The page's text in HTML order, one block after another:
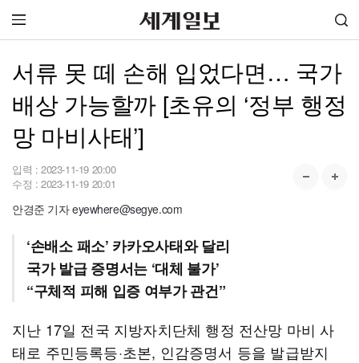
서류 못 떼 손해 입었다면… 국가
배상 가능할까 [초유의 ‘정부 행정
망 마비사태’]
입력 : 2023-11-19 20:00
수정 : 2023-11-19 20:01
안경준 기자 eyewhere@segye.com
‘손배소 패소’ 카카오사태와 달리
국가 발급 증명서는 ‘대체 불가’
“구체적 피해 입증 여부가 관건”
지난 17일 전국 지방자치단체 행정 전산망 마비 사
태로 주민등록등·초본, 인감증명서 등을 발급받지